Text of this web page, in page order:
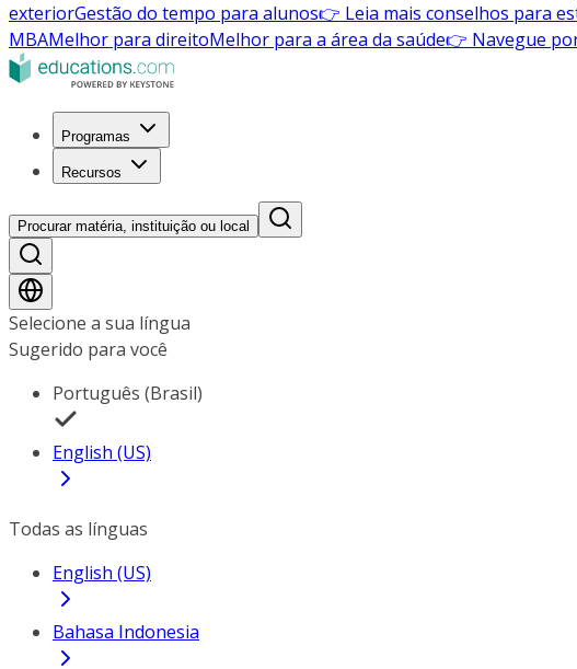
exteriorGestão do tempo para alunos👉 Leia mais conselhos para
MBAMelhor para direitoMelhor para a área da saúde👉 Navegue
Programas
Recursos
Procurar matéria, instituição ou local
Selecione a sua língua
Sugerido para você
Português (Brasil)
English (US)
Todas as línguas
English (US)
Bahasa Indonesia